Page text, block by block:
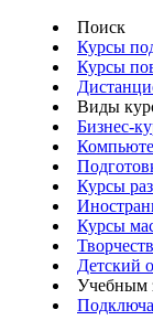
Поиск
Курсы
Курсы
Виды
Бизнес-
Курсы
Курсы
Детский
Учебным